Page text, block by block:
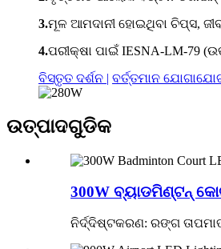
3.ମୂଳ ଆମଦାନୀ ହୋଇଥିବା ଚିପ୍ସ,
4.ପରୀକ୍ଷା ପାଇଁ IESNA-LM-79
ବିସ୍ତୃତ ଦର୍ଶନ | ବର୍ତ୍ତମାନ
ଉତ୍ପାଦଗୁଡିକ
300W ବ୍ୟାଡମିଣ୍ଟନ୍
ନିର୍ଦ୍ଦିଷ୍ଟକରଣ: ରଙ୍ଗ